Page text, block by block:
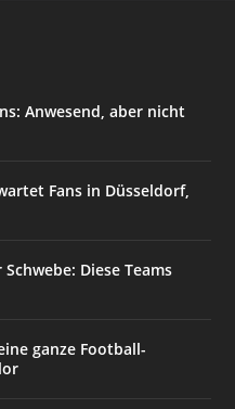
Anwesend, aber nicht
Fans in Düsseldorf,
Diese Teams
ganze Football-